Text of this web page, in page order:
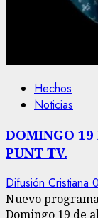
Hechos
Noticias
DOMINGO
PUNT TV.
Difusión Cristiana 0
Nuevo
Domingo 19 de